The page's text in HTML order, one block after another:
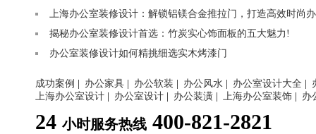
上海办公室装修设计：解锁铝镁合金推拉门，打造高效时尚
揭秘办公室装修设计首选：竹炭实心饰面板的五大魅力!
办公室装修设计如何精挑细选实木烤漆门
成功案例 办公家具 办公软装 办公风水 办公室设计大全
上海办公室设计
办公室设计 办公装潢 上海办公室装饰 办
24 小时服务热线 400-821-2821